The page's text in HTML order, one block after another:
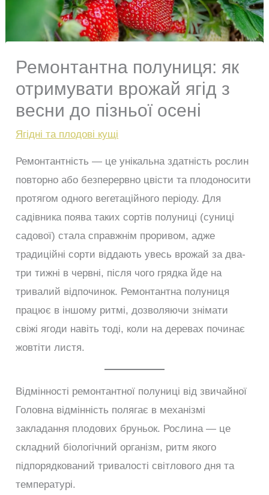
Ремонтантна полуниця: як
отримувати врожай ягід з
весни до пізньої осені
Ягідні та плодові кущі
Ремонтантність — це унікальна здатність рослин
повторно або безперервно цвісти та плодоносити
протягом одного вегетаційного періоду. Для
садівника поява таких сортів полуниці (суниці
садової) стала справжнім проривом, адже
традиційні сорти віддають увесь врожай за два-
три тижні в червні, після чого грядка йде на
тривалий відпочинок. Ремонтантна полуниця
працює в іншому ритмі, дозволяючи знімати
свіжі ягоди навіть тоді, коли на деревах починає
жовтіти листя.
Відмінності ремонтантної полуниці від звичайної
Головна відмінність полягає в механізмі
закладання плодових бруньок. Рослина — це
складний біологічний організм, ритм якого
підпорядкований тривалості світлового дня та
температурі.